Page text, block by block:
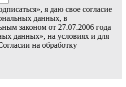
я даю свое согласие
данных, в
законом от 27.07.2006 года
данных», на условиях и для
на обработку